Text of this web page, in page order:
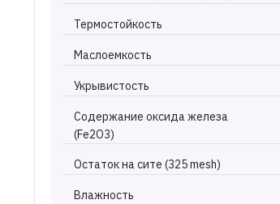
Термостойкость
Маслоемкость
Укрывистость
Содержание оксида железа
(Fe2O3)
Остаток на сите (325 mesh)
Влажность